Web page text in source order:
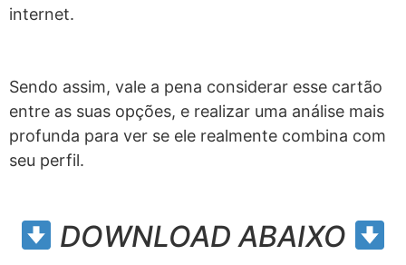
internet.
Sendo assim, vale a pena considerar esse cartão
entre as suas opções, e realizar uma análise mais
profunda para ver se ele realmente combina com
seu perfil.
DOWNLOAD ABAIXO